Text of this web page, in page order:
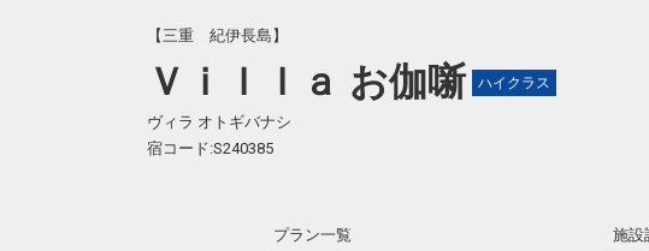
【三重 紀伊長島】
Ｖｉｌｌａ お伽噺 ハイクラス
ヴィラ オトギバナシ
宿コード:S240385
プラン一覧 施設